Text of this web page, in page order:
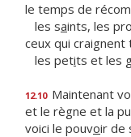
le temps de
les saints, les
ceux qui craignent
les petits et les
12.10 Maintenant
et le règne et la
voici le pouvoir de